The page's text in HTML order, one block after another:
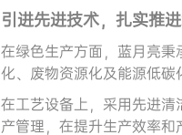
引进先进技术，扎实推
在绿色生产方面，蓝月亮秉
化、废物资源化及能源低碳
在工艺设备上，采用先进
产管理，在提升生产效率